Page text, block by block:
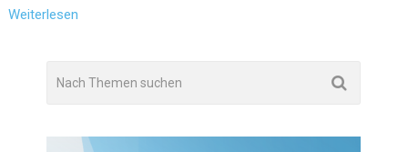
Weiterlesen